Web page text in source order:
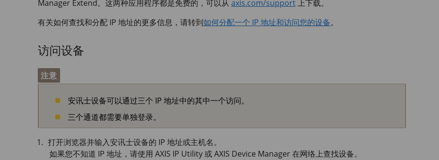
Manager Extend。这两种应用程序都是免费的，可以从 axis.com/support上下载。
有关如何查找和分配 IP 地址的更多信息，请转到如何分配一个 IP 地址和访问您的设备。
访问设备
注意
安讯士设备可以通过三个 IP 地址中的其中一个访问。
三个通道都需要单独登录。
打开浏览器并输入安讯士设备的 IP 地址或主机名。
如果您不知道 IP 地址，请使用 AXIS IP Utility 或AXIS Device Manager 在网络上查找设备。